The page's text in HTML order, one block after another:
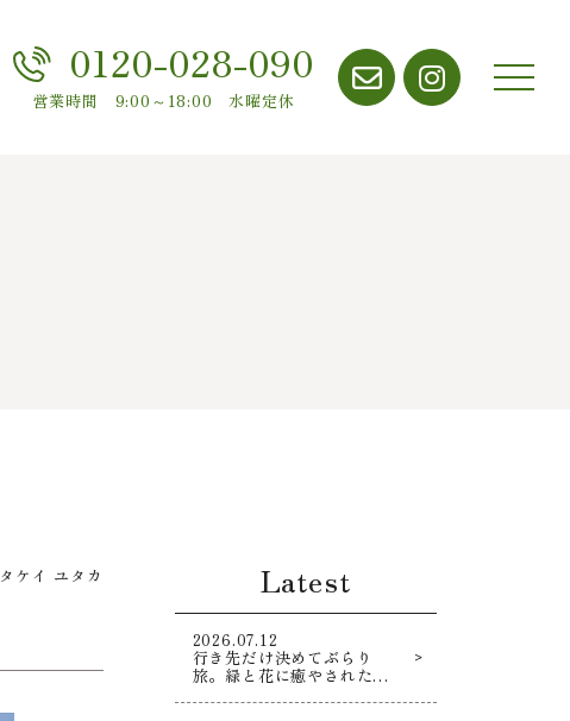
0120-028-090
営業時間 9:00～18:00 水曜定休
メニ
タケイ ユタカ Latest
2026.07.12
行き先だけ決めてぶらり
旅。緑と花に癒やされた寄